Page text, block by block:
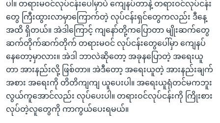
ပါ။ တရားမဝင်လုပ်ငန်းပေါ်မှာပဲ ကျေနပ်တာနဲ့ တရားဝင်လုပ်ငန်း
တွေ ကြီးထွားလာမှာကြောက်တဲ့ လုပ်ငန်းရှင်တွေကလည်း ဒီနေ့
အထိ ရှိတယ်။ အဲဒါကြောင့် ကျနော်တို့ကပြောတာ မျိုးဆက်တွေ
ဆက်တိုက်ဆက်တိုက် တရားမဝင် လုပ်ငန်းတွေပေါ်မှာ ကျေနပ်
နေတော့မှာလား။ အဲဒါ ဘာလဲဆိုတော့ အခုနပြောတဲ့ အရေးယူ
တာ အားနည်းလို့ ဖြစ်တာ။ အဲဒီတော့ အရေးယူတဲ့ အားနည်းချက်
အစား အရေးကို တိတိကျကျ ယူပေးပါ။ အရေးယူရုံတင်မကဘူး
လွယ်ကူအောင်လည်း လုပ်ပေးပါ။ တရားဝင်လုပ်ငန်းကို ကြိုးစား
လုပ်တဲ့လူတွေကို ကာကွယ်ပေးရမယ်။